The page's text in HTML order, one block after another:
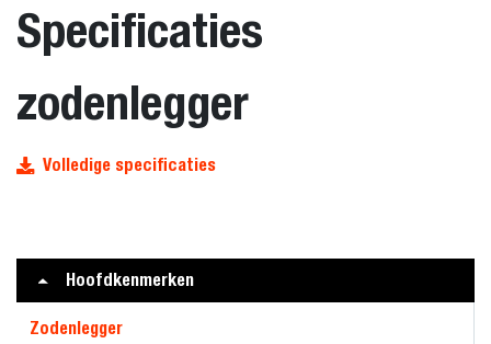
Specificaties
zodenlegger
Volledige specificaties
Hoofdkenmerken
Zodenlegger